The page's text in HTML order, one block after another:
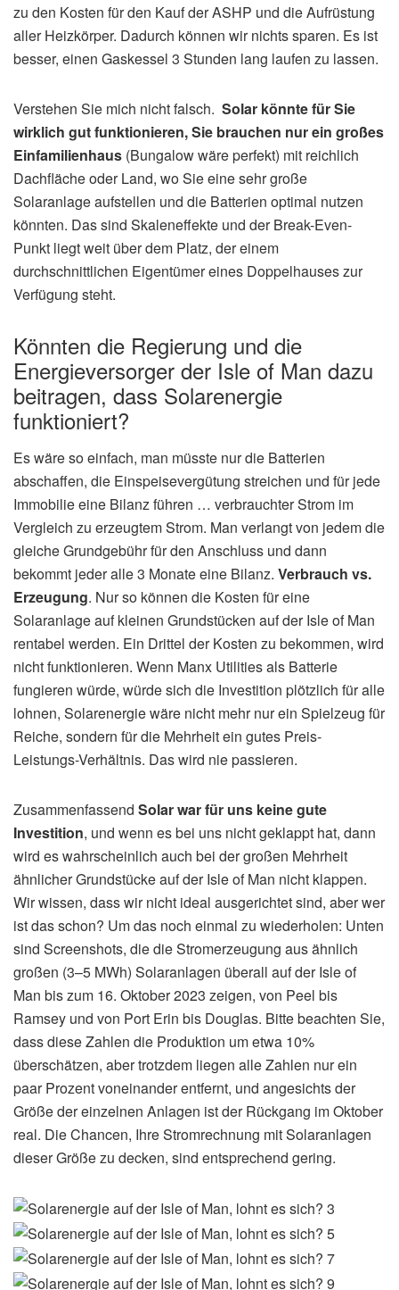
zu den Kosten für den Kauf der ASHP und die Aufrüstung
aller Heizkörper. Dadurch können wir nichts sparen. Es ist
besser, einen Gaskessel 3 Stunden lang laufen zu lassen.
Verstehen Sie mich nicht falsch. Solar könnte für Sie
wirklich gut funktionieren, Sie brauchen nur ein großes
Einfamilienhaus (Bungalow wäre perfekt) mit reichlich
Dachfläche oder Land, wo Sie eine sehr große
Solaranlage aufstellen und die Batterien optimal nutzen
könnten. Das sind Skaleneffekte und der Break-Even-
Punkt liegt weit über dem Platz, der einem
durchschnittlichen Eigentümer eines Doppelhauses zur
Verfügung steht.
Könnten die Regierung und die
Energieversorger der Isle of Man dazu
beitragen, dass Solarenergie
funktioniert?
Es wäre so einfach, man müsste nur die Batterien
abschaffen, die Einspeisevergütung streichen und für jede
Immobilie eine Bilanz führen … verbrauchter Strom im
Vergleich zu erzeugtem Strom. Man verlangt von jedem die
gleiche Grundgebühr für den Anschluss und dann
bekommt jeder alle 3 Monate eine Bilanz. Verbrauch vs.
Erzeugung. Nur so können die Kosten für eine
Solaranlage auf kleinen Grundstücken auf der Isle of Man
rentabel werden. Ein Drittel der Kosten zu bekommen, wird
nicht funktionieren. Wenn Manx Utilities als Batterie
fungieren würde, würde sich die Investition plötzlich für alle
lohnen, Solarenergie wäre nicht mehr nur ein Spielzeug für
Reiche, sondern für die Mehrheit ein gutes Preis-
Leistungs-Verhältnis. Das wird nie passieren.
Zusammenfassend Solar war für uns keine gute
Investition, und wenn es bei uns nicht geklappt hat, dann
wird es wahrscheinlich auch bei der großen Mehrheit
ähnlicher Grundstücke auf der Isle of Man nicht klappen.
Wir wissen, dass wir nicht ideal ausgerichtet sind, aber wer
ist das schon? Um das noch einmal zu wiederholen: Unten
sind Screenshots, die die Stromerzeugung aus ähnlich
großen (3–5 MWh) Solaranlagen überall auf der Isle of
Man bis zum 16. Oktober 2023 zeigen, von Peel bis
Ramsey und von Port Erin bis Douglas. Bitte beachten Sie,
dass diese Zahlen die Produktion um etwa 10%
überschätzen, aber trotzdem liegen alle Zahlen nur ein
paar Prozent voneinander entfernt, und angesichts der
Größe der einzelnen Anlagen ist der Rückgang im Oktober
real. Die Chancen, Ihre Stromrechnung mit Solaranlagen
dieser Größe zu decken, sind entsprechend gering.